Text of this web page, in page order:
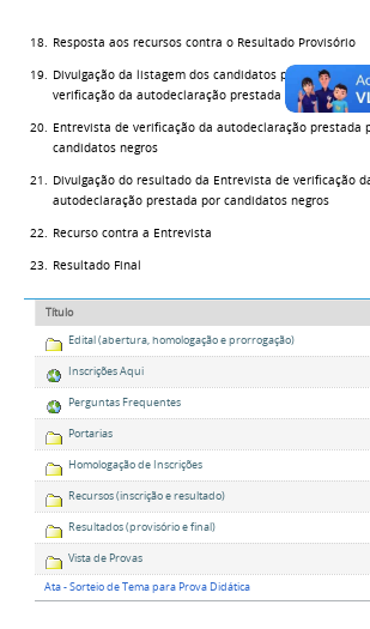
18. Resposta aos recursos contra o Resultado Provisório
19. Divulgação da listagem dos candidatos para
verificação da autodeclaração prestada por
20. Entrevista de verificação da autodeclaração prestada
candidatos negros
21. Divulgação do resultado da Entrevista de verificação
autodeclaração prestada por candidatos negros
22. Recurso contra a Entrevista
23. Resultado Final
Título
Edital (abertura, homologação e prorrogação)
Inscrições Aqui
Perguntas Frequentes
Portarias
Homologação de Inscrições
Recursos (inscrição e resultado)
Resultados (provisório e final)
Vista de Provas
Ata - Sorteio de Tema para Prova Didática